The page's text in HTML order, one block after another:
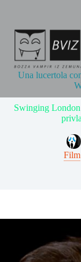
Una lucertola
Swinging
Film